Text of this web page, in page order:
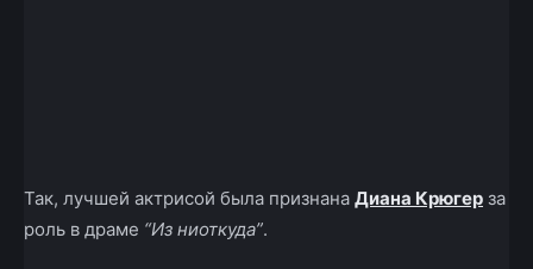
Так, лучшей актрисой была признана Диана Крюгер за
роль в драме “Из ниоткуда”.